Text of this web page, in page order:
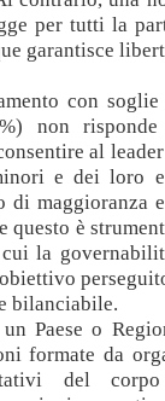
per tutti la
garantisce
con
non
al
e dei loro
di maggioranza
questo è
la
bilanciabile.
Paese o
formate da
del